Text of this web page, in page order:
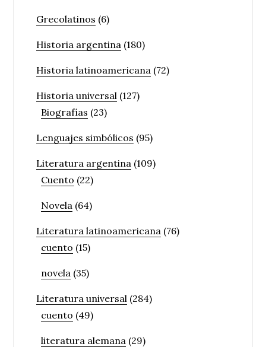
Grecolatinos (6)
Historia argentina (180)
Historia latinoamericana (72)
Historia universal (127)
Biografías (23)
Lenguajes simbólicos (95)
Literatura argentina (109)
Cuento (22)
Novela (64)
Literatura latinoamericana (76)
cuento (15)
novela (35)
Literatura universal (284)
cuento (49)
literatura alemana (29)